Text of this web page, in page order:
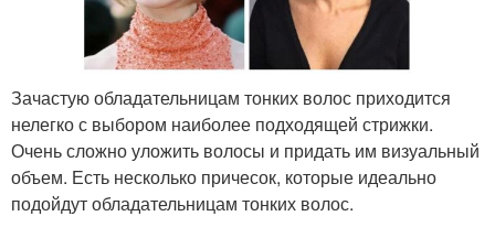
Зачастую обладательницам тонких волос приходится
нелегко с выбором наиболее подходящей стрижки.
Очень сложно уложить волосы и придать им визуальный
объем. Есть несколько причесок, которые идеально
подойдут обладательницам тонких волос.